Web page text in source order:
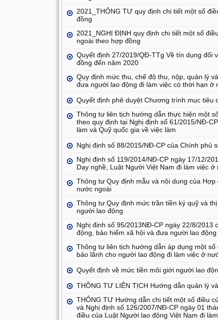
2021_THÔNG TƯ quy định chi tiết một số
đồng
2021_NGHỊ ĐỊNH quy định chi tiết một số
ngoài theo hợp đồng
Quyết định 27/2019/QĐ-TTg Về tín dụng đối
đồng đến năm 2020
Quy định mức thu, chế độ thu, nộp, quản lý
đưa người lao động đi làm việc có thời hạn ở
Quyết định phê duyệt Chương trình mục tiêu
Thông tư liên tịch hướng dẫn thực hiện một
theo quy định tại Nghị định số 61/2015/NĐ-
làm và Quỹ quốc gia về việc làm
Nghị định số 88/2015/NĐ-CP của Chính phủ
Nghị định số 119/2014/NĐ-CP ngày 17/12/
Dạy nghề, Luật Người Việt Nam đi làm việc
Thông tư Quy định mẫu và nội dung của
nước ngoài
Thông tư Quy định mức trần tiền ký quỹ và
người lao động
Nghị định số 95/2013NĐ-CP ngày 22/8/
động, bảo hiểm xã hội và đưa người lao
Thông tư liên tịch hướng dẫn áp dụng một
bảo lãnh cho người lao động đi làm việc ở
Quyết định về mức tiền môi giới người lao
THÔNG TƯ LIÊN TỊCH Hướng dẫn quản lý
THÔNG TƯ Hướng dẫn chi tiết một số điều
và Nghị định số 126/2007/NĐ-CP ngày 01
điều của Luật Người lao động Việt Nam đi